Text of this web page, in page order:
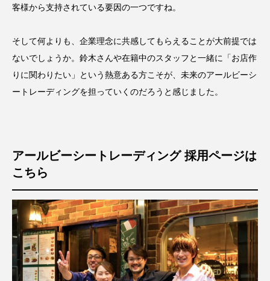
客様から支持されている要因の一つですね。
そして何よりも、企業理念に共感してもらえることが大前提では
ないでしょうか。鈴木さんや在籍中のスタッフと一緒に「お店作
りに関わりたい」という熱意ある方こそが、未来のアールビーシ
ートレーディングを担っていくのだろうと感じました。
アールビーシートレーディング 採用ページは
こちら